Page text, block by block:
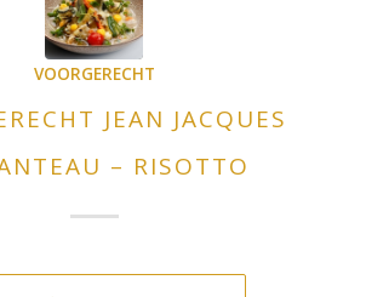
VOORGERECHT
JEAN JACQUES
– RISOTTO